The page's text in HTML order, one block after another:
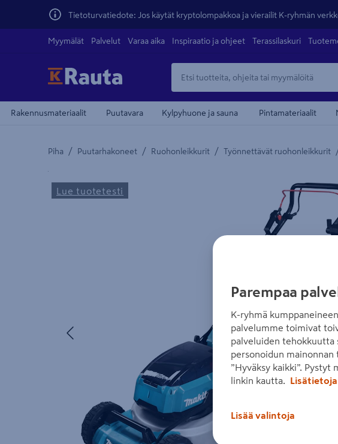
Tietoturvatiedote: Jos käytät kryptolompakkoa ja vierailit K-ryhmän
Myymälät Palvelut Varaa aika Inspiraatio ja ohjeet Terassilaskuri
Rakennusmateriaalit Puutavara Kylpyhuone ja sauna Pintamateriaalit
Piha / Puutarhakoneet / Ruohonleikkurit / Työnnettävät ruohonleikkurit
Yksityiskohtainen kuvaus löytyy Tuotteen kuvaus -maamerkistä
Lue tuotetesti
Parempaa
K-ryhmä
palvelumme toimivat
palveluiden tehokkuutta
personoidun mainonnan
”Hyväksy kaikki”.
linkin kautta.
Lisää valintoja